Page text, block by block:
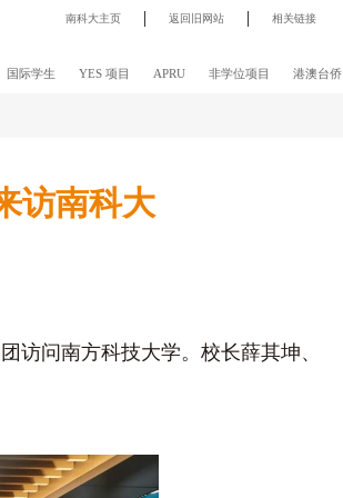
南科大主页 返回旧网站 相关链接
国际学生 YES 项目 APRU 非学位项目 港澳台侨
访南科大
访问南方科技大学。校长薛其坤、